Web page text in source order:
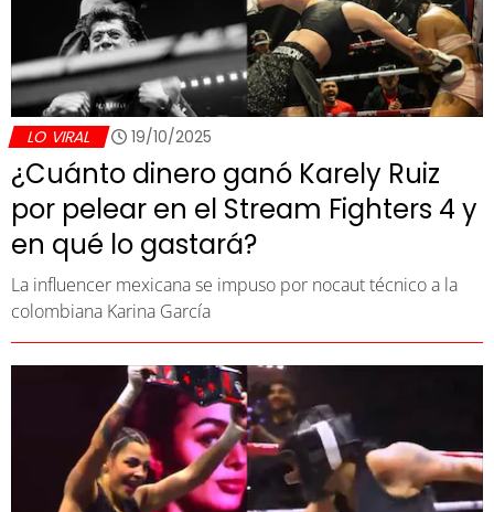
LO VIRAL 19/10/2025
¿Cuánto dinero ganó Karely Ruiz
por pelear en el Stream Fighters 4 y
en qué lo gastará?
La influencer mexicana se impuso por nocaut técnico a la
colombiana Karina García